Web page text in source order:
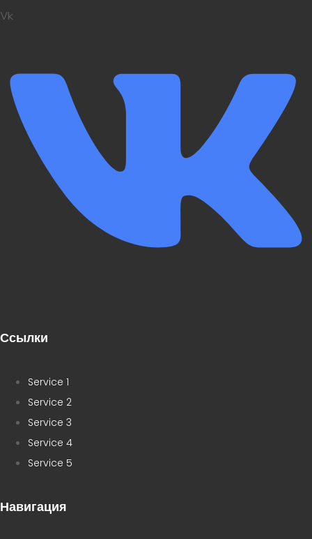
Vk
Ссылки
Service 1
Service 2
Service 3
Service 4
Service 5
Навигация